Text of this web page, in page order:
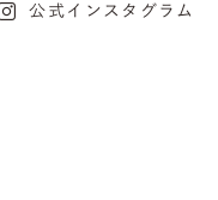
公式インスタグラム